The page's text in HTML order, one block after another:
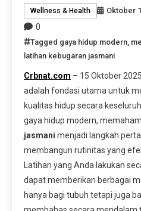
Wellness & Health Oktober
0
Tagged gaya hidup modern
latihan kebugaran jasmani
Crbnat.com – 15 Oktober
adalah fondasi utama untuk
kualitas hidup secara
gaya hidup modern,
jasmani menjadi langkah
membangun rutinitas yang
Latihan yang Anda lakukan
dapat memberikan berbagai
hanya bagi tubuh tetapi juga